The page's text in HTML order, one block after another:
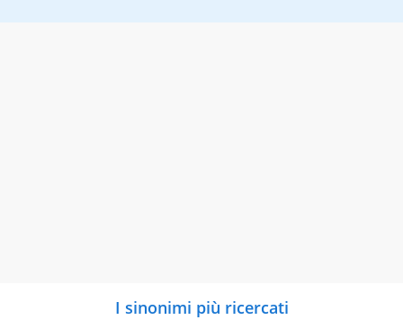
I sinonimi più ricercati